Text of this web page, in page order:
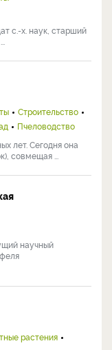
с.-х. наук, старший
Строительство
Пчеловодство
лет. Сегодня она
совмещая ...
научный
растения